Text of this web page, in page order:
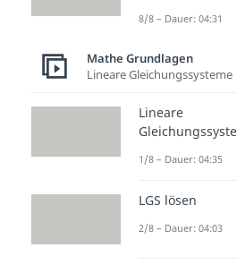
Setze die
Berechne
x²= x²
Ergebnis:
8/8 – Dauer: 04:31
Mathe Grundlagen
Lineare Gleichungssysteme
Lineare
1/8 – Dauer: 04:35
LGS lösen
2/8 – Dauer: 04:03